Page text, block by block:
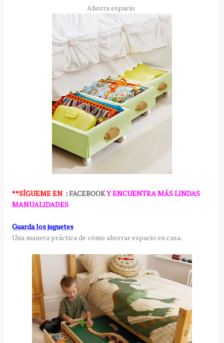
Ahorra espacio
**SÍGUEMEEN :FACEBOOKY ENCUENTRA MÁS LINDAS
MANUALIDADES
Guarda los juguetes
Una manera práctica de cómo ahorrar espacio en casa.